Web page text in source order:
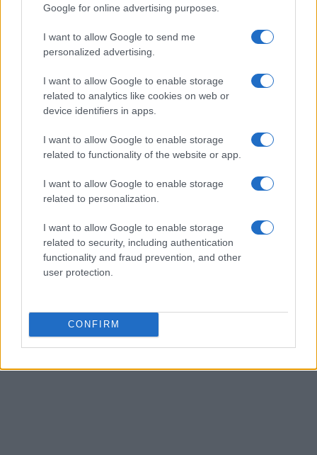
Google for online advertising purposes.
I want to allow Google to send me
personalized advertising.
I want to allow Google to enable storage
related to analytics like cookies on web or
device identifiers in apps.
I want to allow Google to enable storage
related to functionality of the website or app.
I want to allow Google to enable storage
related to personalization.
I want to allow Google to enable storage
related to security, including authentication
functionality and fraud prevention, and other
user protection.
CONFIRM
Enviar Bitcoin desde una billetera anónima:
¿cómo hacerlo?
Per garantire una transazione completamente anonima, dovresti
bitcoin anonimo e dovresti usare…
Consejo editorial · 28 Feb 2023
1 292